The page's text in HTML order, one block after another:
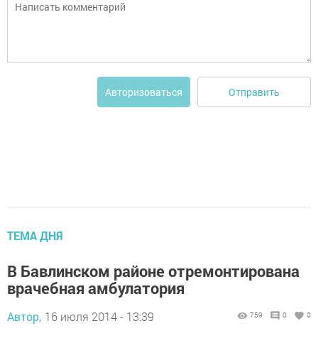
Авторизоваться Отправить
ТЕМА ДНЯ
В Бавлинском районе отремонтирована
врачебная амбулатория
Автор, 16 июля 2014 - 13:39 759 0 0